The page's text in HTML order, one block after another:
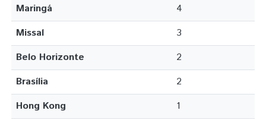
Maringá
4
Missal
3
Belo Horizonte
2
Brasília
2
Hong Kong
1